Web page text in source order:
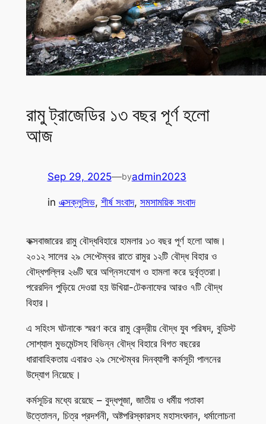
রামু ট্রাজেডির ১৩ বছর পূর্ণ হলো
আজ
Sep 29, 2025—byadmin2023
in এক্সক্লুসিভ, শীর্ষ সংবাদ, সমসাময়িক সংবাদ
কক্সবাজারের রামু বৌদ্ধবিহারে হামলার ১৩ বছর পূর্ণ হলো আজ।
২০১২ সালের ২৯ সেপ্টেম্বর রাতে রামুর ১২টি বৌদ্ধ বিহার ও
বৌদ্ধপল্লির ২৬টি ঘরে অগ্নিসংযোগ ও হামলা করে দুর্বৃত্তরা।
পরেরদিন পুড়িয়ে দেওয়া হয় উখিয়া-টেকনাফের আরও ৭টি বৌদ্ধ
বিহার।
এ সহিংস ঘটনাকে স্মরণ করে রামু কেন্দ্রীয় বৌদ্ধ যুব পরিষদ, বুডিস্ট
সোশ্যাল মুভমেন্টসহ বিভিন্ন বৌদ্ধ বিহারে বিগত বছরের
ধারাবাহিকতায় এবারও ২৯ সেপ্টেম্বর দিনব্যাপী কর্মসূচী পালনের
উদ্যোগ নিয়েছে।
কর্মসূচির মধ্যে রয়েছে – বুদ্ধপূজা, জাতীয় ও ধর্মীয় পতাকা
উত্তোলন, চিত্র প্রদর্শনী, অষ্টপরিস্কারসহ মহাসংঘদান, ধর্মালোচনা